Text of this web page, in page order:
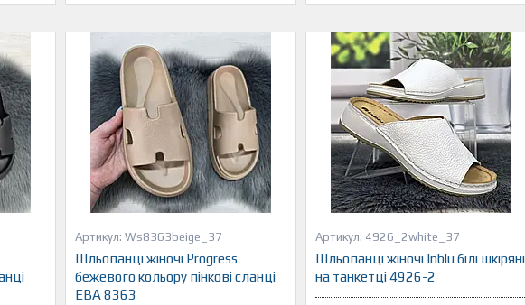
Ws8363beige_37
Шльопанці жіночі Progress
бежевого кольору пінкові сланці
ЕВА 8363
4926_2white_37
Шльопанці жіночі Inblu білі шкіряні
на танкетці 4926-2